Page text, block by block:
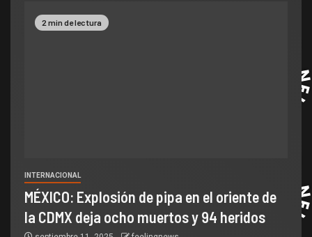
2 min de lectura
INTERNACIONAL
MÉXICO: Explosión de pipa en el oriente de
la CDMX deja ocho muertos y 94 heridos